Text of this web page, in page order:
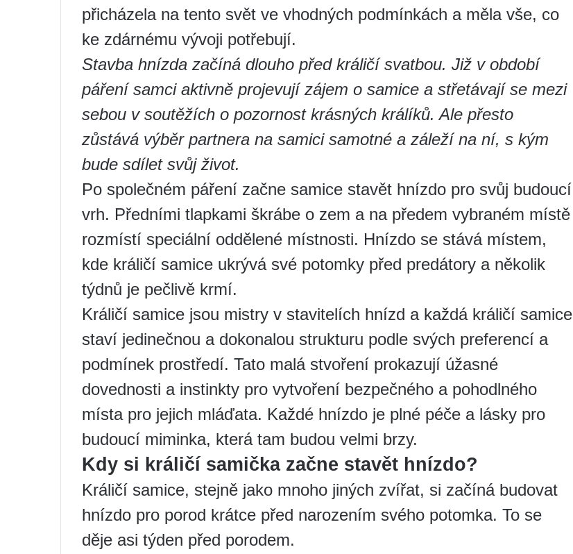
přicházela na tento svět ve vhodných podmínkách a měla vše, co
ke zdárnému vývoji potřebují.
Stavba hnízda začíná dlouho před králičí svatbou. Již v období
páření samci aktivně projevují zájem o samice a střetávají se mezi
sebou v soutěžích o pozornost krásných králíků. Ale přesto
zůstává výběr partnera na samici samotné a záleží na ní, s kým
bude sdílet svůj život.
Po společném páření začne samice stavět hnízdo pro svůj budoucí
vrh. Předními tlapkami škrábe o zem a na předem vybraném místě
rozmístí speciální oddělené místnosti. Hnízdo se stává místem,
kde králičí samice ukrývá své potomky před predátory a několik
týdnů je pečlivě krmí.
Králičí samice jsou mistry v stavitelích hnízd a každá králičí samice
staví jedinečnou a dokonalou strukturu podle svých preferencí a
podmínek prostředí. Tato malá stvoření prokazují úžasné
dovednosti a instinkty pro vytvoření bezpečného a pohodlného
místa pro jejich mláďata. Každé hnízdo je plné péče a lásky pro
budoucí miminka, která tam budou velmi brzy.
Kdy si králičí samička začne stavět hnízdo?
Králičí samice, stejně jako mnoho jiných zvířat, si začíná budovat
hnízdo pro porod krátce před narozením svého potomka. To se
děje asi týden před porodem.